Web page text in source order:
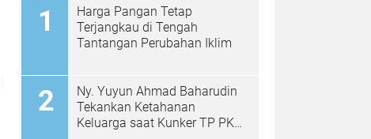
Harga Pangan Tetap
Terjangkau di Tengah
Tantangan Perubahan Iklim
Ny. Yuyun Ahmad Baharudin
Tekankan Ketahanan
Keluarga saat Kunker TP PKK